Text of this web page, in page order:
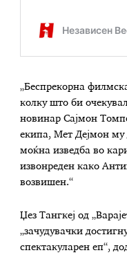
„Беспрекорна
колку што би
новинар Сајмон
екипа, Мет Дејмон му
моќна изведба во
извонреден како
возвишен.“
Џез Тангкеј од
„зачудувачки
спектакуларен еп“,